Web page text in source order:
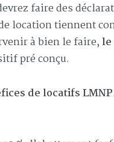
faire des
location tiennent
à bien le faire,le
pré conçu.
de locatifs LMNP